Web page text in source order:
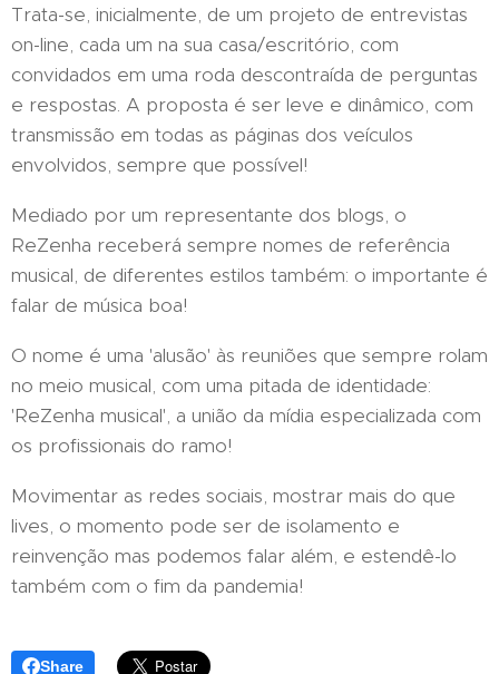
Trata-se, inicialmente, de um projeto de entrevistas
on-line, cada um na sua casa/escritório, com
convidados em uma roda descontraída de perguntas
e respostas. A proposta é ser leve e dinâmico, com
transmissão em todas as páginas dos veículos
envolvidos, sempre que possível!
Mediado por um representante dos blogs, o
ReZenha receberá sempre nomes de referência
musical, de diferentes estilos também: o importante é
falar de música boa!
O nome é uma 'alusão' às reuniões que sempre rolam
no meio musical, com uma pitada de identidade:
'ReZenha musical', a união da mídia especializada com
os profissionais do ramo!
Movimentar as redes sociais, mostrar mais do que
lives, o momento pode ser de isolamento e
reinvenção mas podemos falar além, e estendê-lo
também com o fim da pandemia!
Share